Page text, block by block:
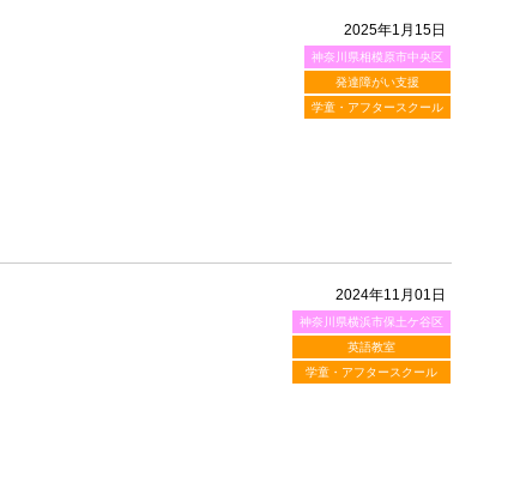
2025年1月15日
神奈川県相模原市中央区
発達障がい支援
学童・アフタースクール
2024年11月01日
神奈川県横浜市保土ケ谷区
英語教室
学童・アフタースクール